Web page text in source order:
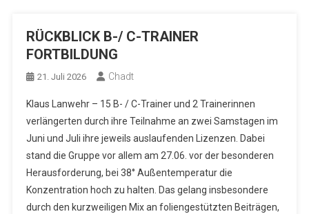
RÜCKBLICK B-/ C-TRAINER
FORTBILDUNG
21. Juli 2026 Chadt
Klaus Lanwehr – 15 B- / C-Trainer und 2 Trainerinnen
verlängerten durch ihre Teilnahme an zwei Samstagen im
Juni und Juli ihre jeweils auslaufenden Lizenzen. Dabei
stand die Gruppe vor allem am 27.06. vor der besonderen
Herausforderung, bei 38° Außentemperatur die
Konzentration hoch zu halten. Das gelang insbesondere
durch den kurzweiligen Mix an foliengestützten Beiträgen,